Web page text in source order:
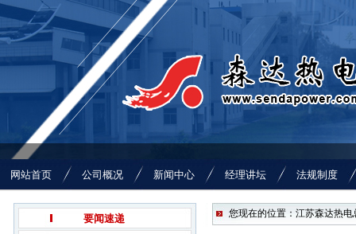
网站首页 公司概况 新闻中心 经理讲坛 法规制度
要闻速递
您现在的位置：江苏森达热电